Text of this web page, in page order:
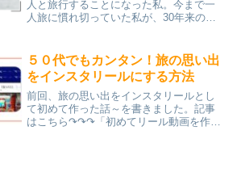
人と旅行することになった私。今まで一
人旅に慣れ切っていた私が、30年来の気
あ、集団での旅行だし、旅程も決まって
るし国内だし・・...
５０代でもカンタン！旅の思い出
をインスタリールにする方法
前回、旅の思い出をインスタリールとし
て初めて作った話～を書きました。記事
はこちら↷↷↷「初めてリール動画を作っ